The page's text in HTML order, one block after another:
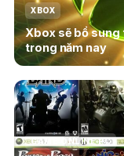
XBOX
Xbox sẽ bổ
trong năm nay
GAME ONLINE PC